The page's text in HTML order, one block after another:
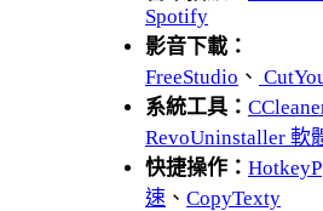
Spotify
影音下載：
FreeStudio 、
系統工具：
RevoUninstaller 軟
快捷操作： HotkeyP
速 、 CopyTexty